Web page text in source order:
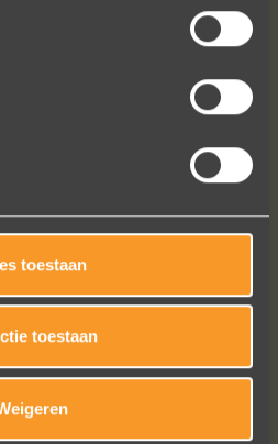
toestaan
toestaan